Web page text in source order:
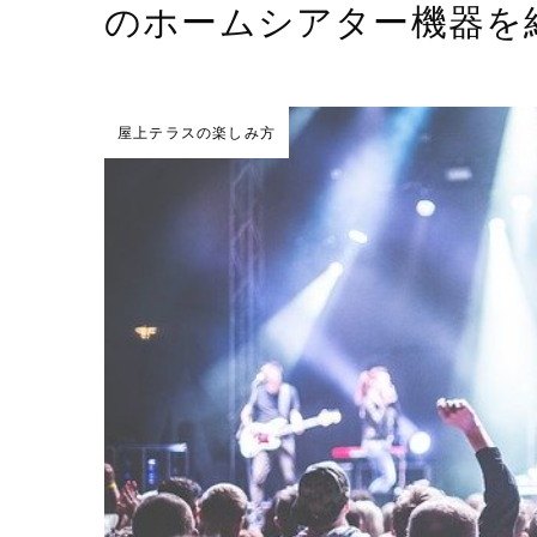
のホームシアター機器を
屋上テラスの楽しみ方